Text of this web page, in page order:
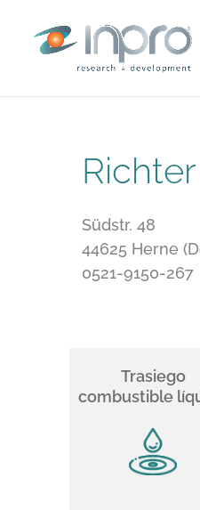
Südstr. 48
44625 Herne
0521-9150-267
Trasiego
combustible